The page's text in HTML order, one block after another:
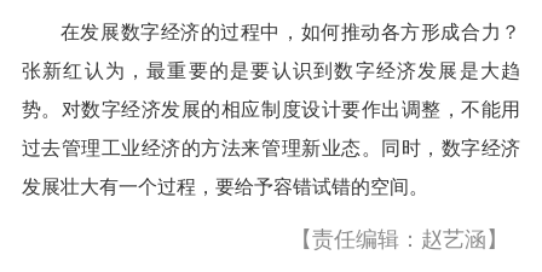
在发展数字经济的过程中，如何推动各方形成合力？
张新红认为，最重要的是要认识到数字经济发展是大趋
势。对数字经济发展的相应制度设计要作出调整，不能用
过去管理工业经济的方法来管理新业态。同时，数字经济
发展壮大有一个过程，要给予容错试错的空间。
【责任编辑：赵艺涵】